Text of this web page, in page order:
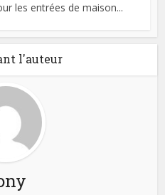
les entrées de maison...
l'auteur